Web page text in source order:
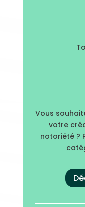
Vous
votre
notoriété ?